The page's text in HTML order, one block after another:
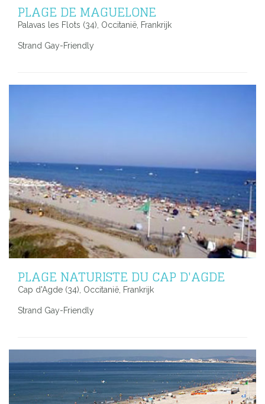
PLAGE DE MAGUELONE
Palavas les Flots (34), Occitanië, Frankrijk
Strand Gay-Friendly
PLAGE NATURISTE DU CAP D'AGDE
Cap d'Agde (34), Occitanië, Frankrijk
Strand Gay-Friendly